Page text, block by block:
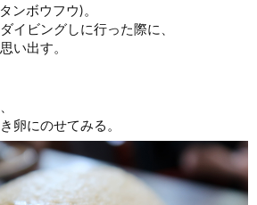
ンボウフウ)。
イビングしに行った際に、
い出す。
卵にのせてみる。